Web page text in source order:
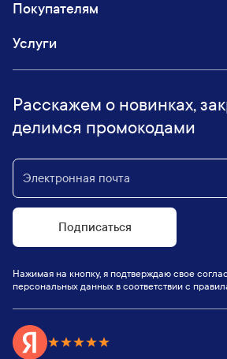
Покупателям
Услуги
Расскажем о новинках,
делимся промокодами
Подписаться
Нажимая на кнопку, я подтверждаю свое
персональных данных в соответствии с